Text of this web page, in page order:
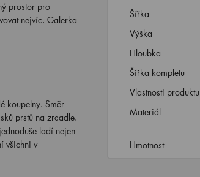
prostor pro
nejvíc. Galerka
koupelny. Směr
prstů na zrcadle.
ladí nejen
všichni v
Šířka
Výška
Hloubka
Šířka kompletu
Vlastnosti produktu
Materiál
Hmotnost